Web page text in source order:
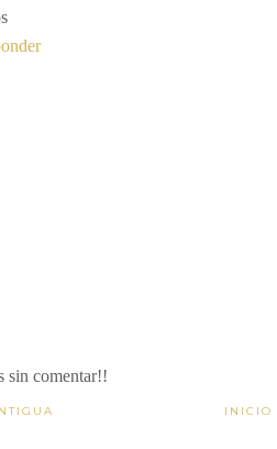
sin comentar!!
INICIO